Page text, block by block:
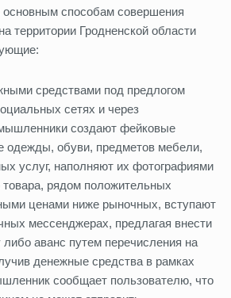
способам совершения
территории Гродненской области
средствами под предлогом
сетях и через
создают фейковые
одежды, обуви, предметов мебели,
услуг, наполняют их фотографиями
рядом положительных
ценами ниже рыночных, вступают
мессенджерах, предлагая внести
либо аванс путем перечисления на
денежные средства в рамках
сообщает пользователю, что